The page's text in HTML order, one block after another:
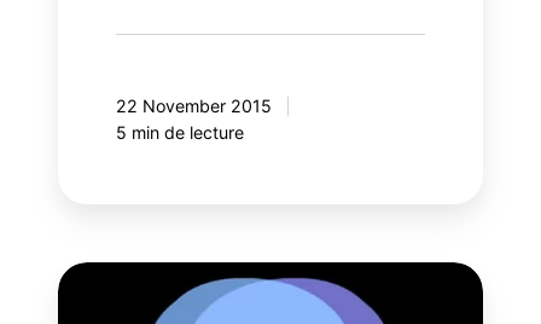
22 November 2015
5 min de lecture
Démystifier